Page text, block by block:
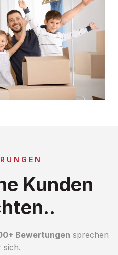
Kunden
Bewertungen sprechen
sich.